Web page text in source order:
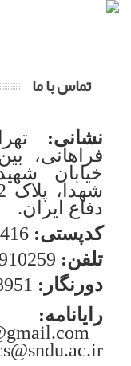
تماس با ما
نشانی:
فراهانی،
خیابان
دفاع ایران.
کدپستی:
تلفن:
دورنگار:
رایانامه: